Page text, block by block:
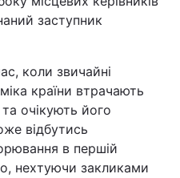
заступник
коли звичайні
країни втрачають
очікують його
відбутись
в першій
нехтуючи закликами